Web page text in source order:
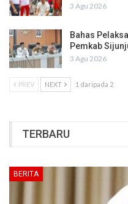
3 Agu 2026
Bahas
Pemkab
3 Agu 2026
PREV NEXT 1 daripada 2
TERBARU
BERITA